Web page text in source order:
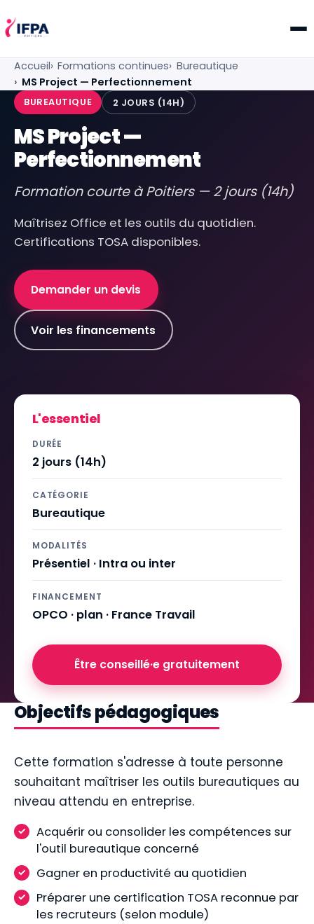
IFPA Poitiers — Centre de formation professionnelle
Accueil Formations continues Bureautique
MS Project — Perfectionnement
BUREAUTIQUE 2 JOURS (14H)
MS Project —
Perfectionnement
Formation courte à Poitiers — 2 jours (14h)
Maîtrisez Office et les outils du quotidien.
Certifications TOSA disponibles.
Demander un devis
Voir les financements
L'essentiel
DURÉE
2 jours (14h)
CATÉGORIE
Bureautique
MODALITÉS
Présentiel · Intra ou inter
FINANCEMENT
OPCO · plan · France Travail
Être conseillé·e gratuitement
Objectifs pédagogiques
Cette formation s'adresse à toute personne
souhaitant maîtriser les outils bureautiques au
niveau attendu en entreprise.
Acquérir ou consolider les compétences sur
l'outil bureautique concerné
Gagner en productivité au quotidien
Préparer une certification TOSA reconnue par
les recruteurs (selon module)